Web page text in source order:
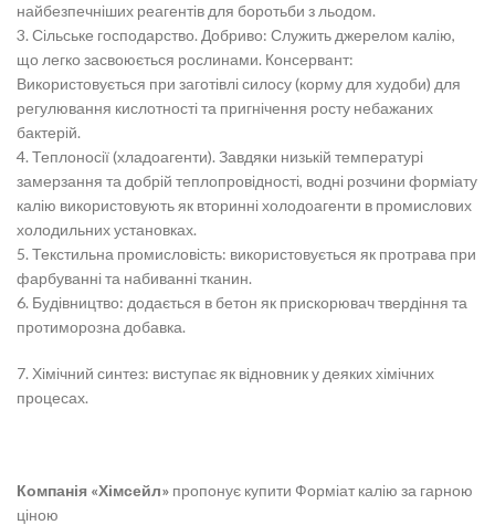
найбезпечніших реагентів для боротьби з льодом.
3. Сільське господарство. Добриво: Служить джерелом калію,
що легко засвоюється рослинами. Консервант:
Використовується при заготівлі силосу (корму для худоби) для
регулювання кислотності та пригнічення росту небажаних
бактерій.
4. Теплоносії (хладоагенти). Завдяки низькій температурі
замерзання та добрій теплопровідності, водні розчини форміату
калію використовують як вторинні холодоагенти в промислових
холодильних установках.
5. Текстильна промисловість: використовується як протрава при
фарбуванні та набиванні тканин.
6. Будівництво: додається в бетон як прискорювач твердіння та
протиморозна добавка.
7. Хімічний синтез: виступає як відновник у деяких хімічних
процесах.
Компанія «Хімсейл» пропонує купити Форміат калію за гарною
ціною